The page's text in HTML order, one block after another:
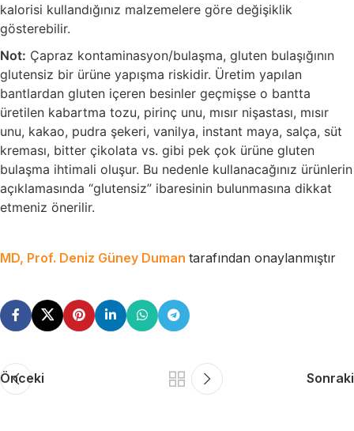
kalorisi kullandığınız malzemelere göre değişiklik
gösterebilir.
Not: Çapraz kontaminasyon/bulaşma, gluten bulaşığının
glutensiz bir ürüne yapışma riskidir. Üretim yapılan
bantlardan gluten içeren besinler geçmişse o bantta
üretilen kabartma tozu, pirinç unu, mısır nişastası, mısır
unu, kakao, pudra şekeri, vanilya, instant maya, salça, süt
kreması, bitter çikolata vs. gibi pek çok ürüne gluten
bulaşma ihtimali oluşur. Bu nedenle kullanacağınız ürünlerin
açıklamasında “glutensiz” ibaresinin bulunmasına dikkat
etmeniz önerilir.
MD, Prof. Deniz Güney Duman tarafından onaylanmıştır
Önceki Sonraki